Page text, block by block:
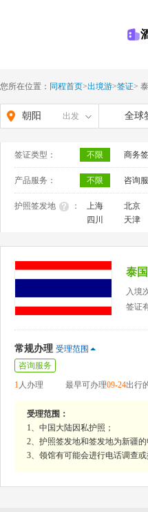
您所在位置： 同程首页>出境游>签证>
朝阳 出发 全球
签证类型： 不限 商务
产品服务： 不限 咨询
护照签发地 ： 上海 北京
四川
天津
泰
入境
签证
常规办理 受理范围
咨询服务
1人办理 最早可办理09-24出行
受理范围：
1、中国大陆因私护照；
2、护照签发地和签发地为新疆
3、领馆有可能会进行电话调查